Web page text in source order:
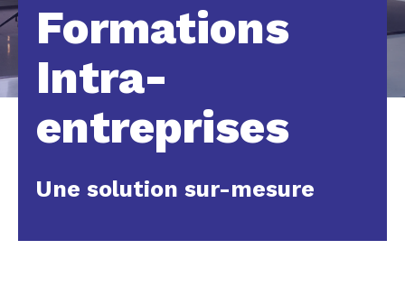
Formations
Intra-
entreprises
Une solution sur-mesure